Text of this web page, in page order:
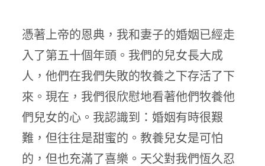
憑著上帝的恩典，我和妻子的婚姻已經走
入了第五十個年頭。我們的兒女長大成
人，他們在我們失敗的牧養之下存活了下
來。現在，我們很欣慰地看著他們牧養他
們兒女的心。我認識到：婚姻有時很艱
難，但往往是甜蜜的。教養兒女是可怕
的，但也充滿了喜樂。天父對我們恆久忍